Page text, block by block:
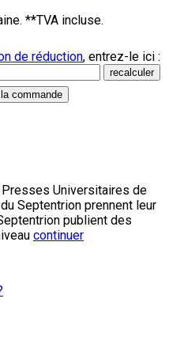
**TVA incluse.
de réduction, entrez-le ici :
commande
Universitaires de
Septentrion prennent leur
publient des
continuer